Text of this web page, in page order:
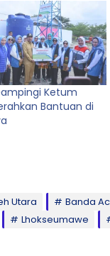
Ketum
Bantuan di
Utara Banda
Lhokseumawe